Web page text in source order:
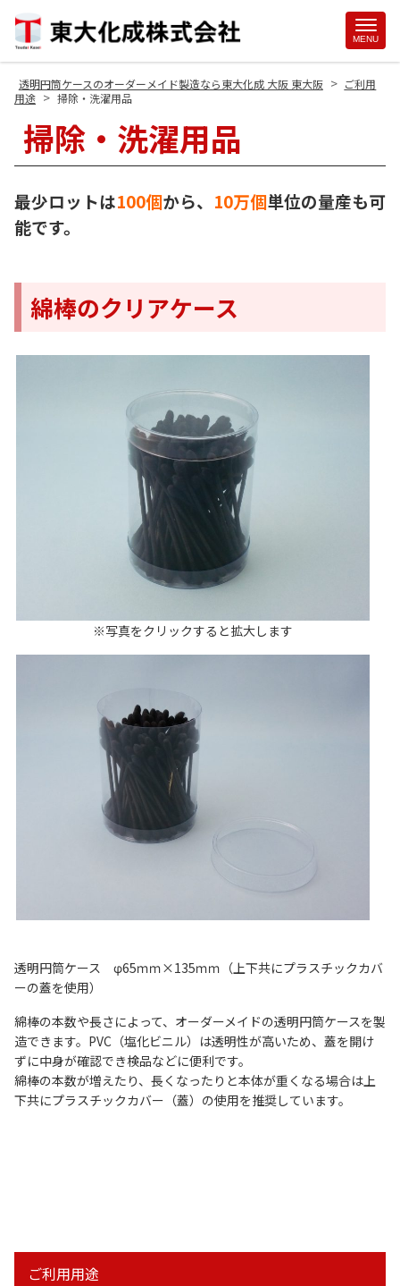
MENU
透明円筒ケースのオーダーメイド製造なら東大化成 大阪 東大阪 > ご利用
用途 > 掃除・洗濯用品
掃除・洗濯用品
最少ロットは100個から、 10万個単位の量産も可
能です。
綿棒のクリアケース
※写真をクリックすると拡大します
透明円筒ケース φ65ｍｍ×135ｍｍ（上下共にプラスチックカバ
ーの蓋を使用）
綿棒の本数や長さによって、オーダーメイドの透明円筒ケースを製
造できます。PVC（塩化ビニル）は透明性が高いため、蓋を開け
ずに中身が確認でき検品などに便利です。
綿棒の本数が増えたり、長くなったりと本体が重くなる場合は上
下共にプラスチックカバー（蓋）の使用を推奨しています。
ご利用用途
Site
Footer